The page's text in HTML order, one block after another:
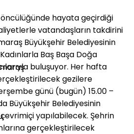
hayata geçirdiği
vatandaşların takdirini
Büyükşehir Belediyesinin
Baş Başa Doğa
buluşuyor. Her hafta
gezilere
günü (bugün) 15.00 –
Büyükşehir Belediyesinin
yapılabilecek. Şehrin
gerçekleştirilecek